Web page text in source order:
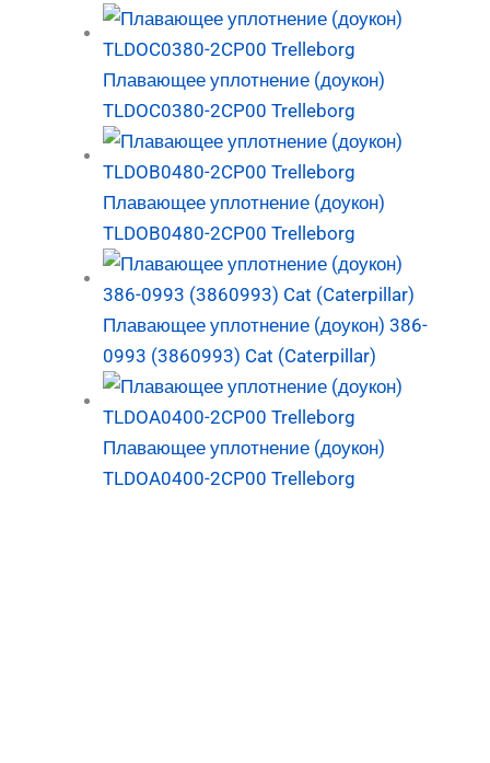
Плавающее уплотнение (доукон)
TLDOC0380-2CP00 Trelleborg
Плавающее уплотнение (доукон)
TLDOB0480-2CP00 Trelleborg
Плавающее уплотнение (доукон) 386-
0993 (3860993) Cat (Caterpillar)
Плавающее уплотнение (доукон)
TLDOA0400-2CP00 Trelleborg